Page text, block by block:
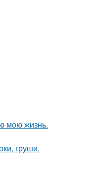
мою жизнь.
груши,